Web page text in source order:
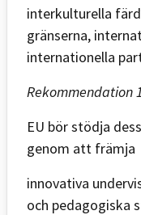
interkulturella
gränserna,
internationella
Rekommendation
EU bör stödja
genom att främja
innovativa
och pedagogiska